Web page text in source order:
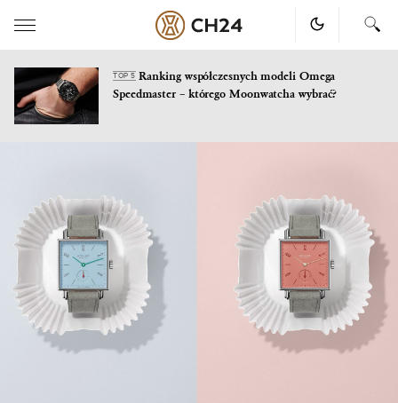
TOP 5Ranking współczesnych modeli Omega
Speedmaster – którego Moonwatcha wybrać?